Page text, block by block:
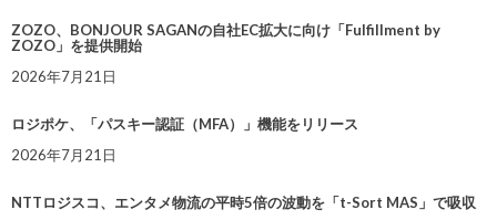
ZOZO、BONJOUR SAGANの自社EC拡大に向け「Fulfillment by
ZOZO」を提供開始
2026年7月21日
ロジポケ、「パスキー認証（MFA）」機能をリリース
2026年7月21日
NTTロジスコ、エンタメ物流の平時5倍の波動を「t-Sort MAS」で吸収